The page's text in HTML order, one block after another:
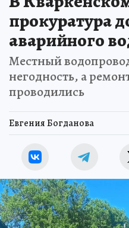
прокуратура
аварийного
Местный
негодность, а
проводились
Евгения Богданова